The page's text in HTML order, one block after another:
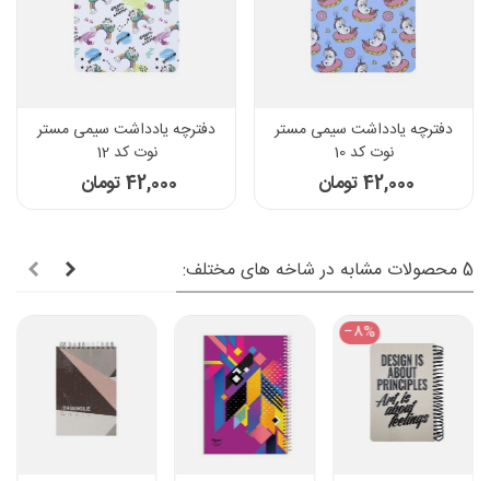
دفترچه یادداشت سیمی مستر
نوت کد 10
42,000 تومان
دفترچه یادداشت سیمی مستر
نوت کد 12
42,000 تومان
5 محصولات مشابه در شاخه های مختلف:
‎−8%